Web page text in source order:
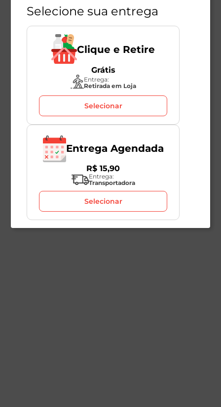
Selecione sua entrega
Clique e Retire
Grátis
Entrega:
Retirada em Loja
Selecionar
Entrega Agendada
R$ 15,90
Entrega:
Transportadora
Selecionar